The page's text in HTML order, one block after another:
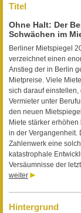
Titel
Ohne Halt: Der
Schwächen im
Berliner Mietspiegel
verzeichnet einen
Anstieg der in Berlin
Mietpreise. Viele
sich darauf einstellen,
Vermieter unter
den neuen
Miete stärker erhöhen
in der Vergangenheit.
Zahlenwerk eine solch
katastrophale
Versäumnisse der
weiter
Hintergrund